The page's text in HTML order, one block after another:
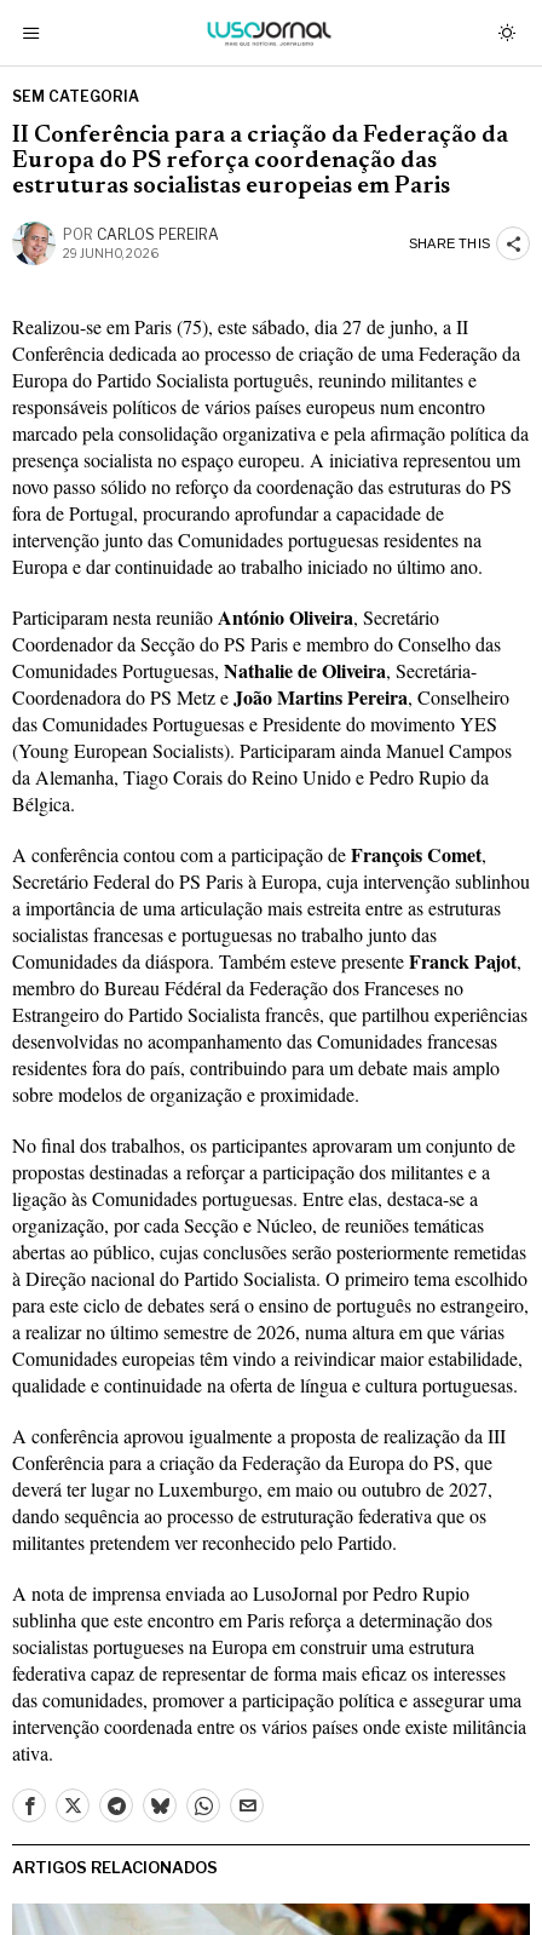
SEM CATEGORIA
II Conferência para a criação da Federação da
Europa do PS reforça coordenação das
estruturas socialistas europeias em Paris
POR CARLOS PEREIRA
29 JUNHO, 2026
SHARE THIS
Realizou-se em Paris (75), este sábado, dia 27 de junho, a II
Conferência dedicada ao processo de criação de uma Federação da
Europa do Partido Socialista português, reunindo militantes e
responsáveis políticos de vários países europeus num encontro
marcado pela consolidação organizativa e pela afirmação política da
presença socialista no espaço europeu. A iniciativa representou um
novo passo sólido no reforço da coordenação das estruturas do PS
fora de Portugal, procurando aprofundar a capacidade de
intervenção junto das Comunidades portuguesas residentes na
Europa e dar continuidade ao trabalho iniciado no último ano.
Participaram nesta reuniãoAntónio Oliveira, Secretário
Coordenador da Secção do PS Paris e membro do Conselho das
Comunidades Portuguesas, Nathalie de Oliveira, Secretária-
Coordenadora do PS Metz eJoão Martins Pereira, Conselheiro
das Comunidades Portuguesas e Presidente do movimento YES
(Young European Socialists). Participaram ainda Manuel Campos
da Alemanha, Tiago Corais do Reino Unido e Pedro Rupio da
Bélgica.
A conferência contou com a participação deFrançois Comet,
Secretário Federal do PS Paris à Europa, cuja intervenção sublinhou
a importância de uma articulação mais estreita entre as estruturas
socialistas francesas e portuguesas no trabalho junto das
Comunidades da diáspora. Também esteve presenteFranck Pajot,
membro do Bureau Fédéral da Federação dos Franceses no
Estrangeiro do Partido Socialista francês, que partilhou experiências
desenvolvidas no acompanhamento das Comunidades francesas
residentes fora do país, contribuindo para um debate mais amplo
sobre modelos de organização e proximidade.
No final dos trabalhos, os participantes aprovaram um conjunto de
propostas destinadas a reforçar a participação dos militantes e a
ligação às Comunidades portuguesas. Entre elas, destaca-se a
organização, por cada Secção e Núcleo, de reuniões temáticas
abertas ao público, cujas conclusões serão posteriormente remetidas
à Direção nacional do Partido Socialista. O primeiro tema escolhido
para este ciclo de debates será o ensino de português no estrangeiro,
a realizar no último semestre de 2026, numa altura em que várias
Comunidades europeias têm vindo a reivindicar maior estabilidade,
qualidade e continuidade na oferta de língua e cultura portuguesas.
A conferência aprovou igualmente a proposta de realização da III
Conferência para a criação da Federação da Europa do PS, que
deverá ter lugar no Luxemburgo, em maio ou outubro de 2027,
dando sequência ao processo de estruturação federativa que os
militantes pretendem ver reconhecido pelo Partido.
A nota de imprensa enviada ao LusoJornal por Pedro Rupio
sublinha que este encontro em Paris reforça a determinação dos
socialistas portugueses na Europa em construir uma estrutura
federativa capaz de representar de forma mais eficaz os interesses
das comunidades, promover a participação política e assegurar uma
intervenção coordenada entre os vários países onde existe militância
ativa.
ARTIGOS RELACIONADOS